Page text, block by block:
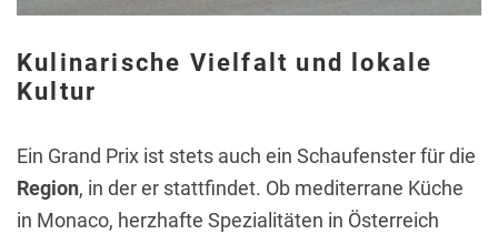
Kulinarische Vielfalt und lokale
Kultur
Ein Grand Prix ist stets auch ein Schaufenster für die
Region, in der er stattfindet. Ob mediterrane Küche
in Monaco, herzhafte Spezialitäten in Österreich